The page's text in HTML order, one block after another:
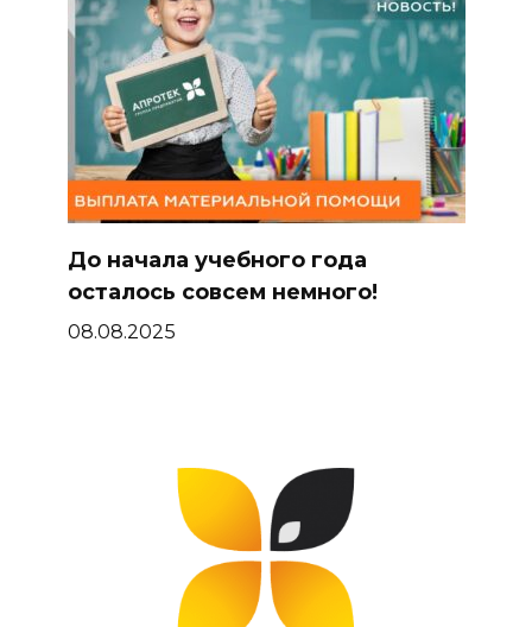
До начала учебного года
осталось совсем немного!
08.08.2025